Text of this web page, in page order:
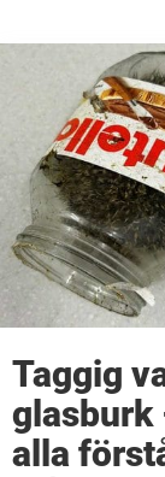
Taggig
glasburk
alla